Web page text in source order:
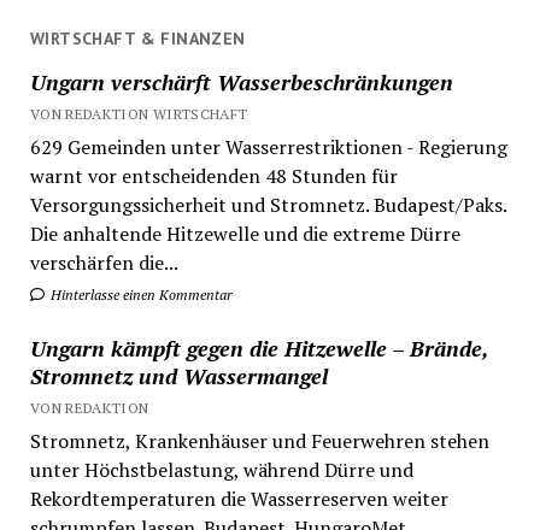
WIRTSCHAFT & FINANZEN
Ungarn verschärft Wasserbeschränkungen
VON REDAKTION WIRTSCHAFT
629 Gemeinden unter Wasserrestriktionen - Regierung
warnt vor entscheidenden 48 Stunden für
Versorgungssicherheit und Stromnetz. Budapest/Paks.
Die anhaltende Hitzewelle und die extreme Dürre
verschärfen die...
Hinterlasse einen Kommentar
Ungarn kämpft gegen die Hitzewelle – Brände,
Stromnetz und Wassermangel
VON REDAKTION
Stromnetz, Krankenhäuser und Feuerwehren stehen
unter Höchstbelastung, während Dürre und
Rekordtemperaturen die Wasserreserven weiter